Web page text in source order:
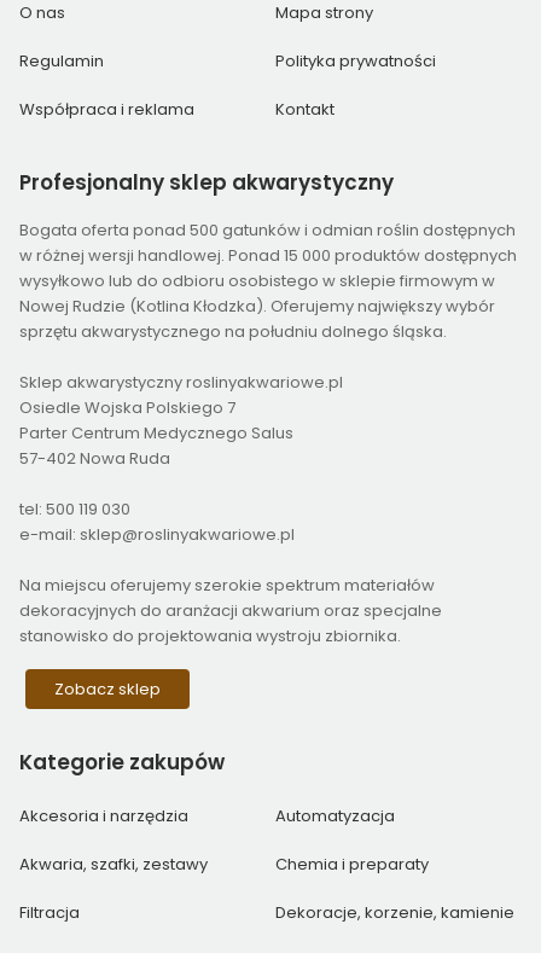
O nas Mapa strony
Regulamin Polityka prywatności
Współpraca i reklama Kontakt
Profesjonalny sklep akwarystyczny
Bogata oferta ponad 500 gatunków i odmian roślin dostępnych
w różnej wersji handlowej. Ponad 15 000 produktów dostępnych
wysyłkowo lub do odbioru osobistego w sklepie firmowym w
Nowej Rudzie (Kotlina Kłodzka). Oferujemy największy wybór
sprzętu akwarystycznego na południu dolnego śląska.
Sklep akwarystyczny roslinyakwariowe.pl
Osiedle Wojska Polskiego 7
Parter Centrum Medycznego Salus
57-402 Nowa Ruda
tel: 500 119 030
e-mail: sklep@roslinyakwariowe.pl
Na miejscu oferujemy szerokie spektrum materiałów
dekoracyjnych do aranżacji akwarium oraz specjalne
stanowisko do projektowania wystroju zbiornika.
Zobacz sklep
Kategorie zakupów
Akcesoria i narzędzia Automatyzacja
Akwaria, szafki, zestawy Chemia i preparaty
Filtracja Dekoracje, korzenie, kamienie